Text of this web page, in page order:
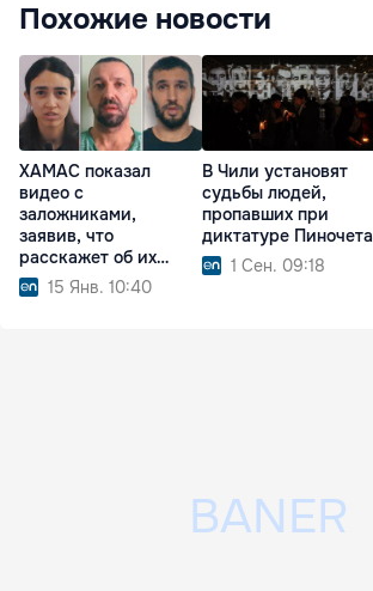
Похожие новости
ХАМАС показал
видео с
заложниками,
заявив, что
расскажет об их
судьбе15 Янв. 10:40
В Чили установят
судьбы людей,
пропавших при
диктатуре Пиночета
1 Сен. 09:18